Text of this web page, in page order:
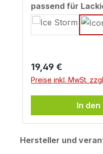
Abrieb, wie sie
Reißverschlüsse
können. Im
UV-Schutz für
sind
Selbstklebefläche
deinem Lack und
Stelle. Für alle, die
passend für
Regulärer Preis:
19,49 €
Preise inkl. MwSt.
In
Hersteller und